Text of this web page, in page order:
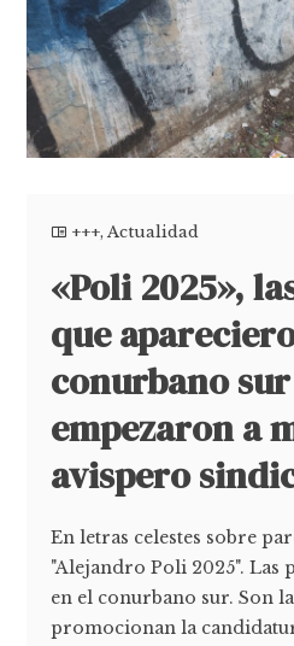
+++,Actualidad
«Poli 2025»,
que
conurbano
empezaron a
avispero
En letras celestes sobre
"Alejandro Poli 2025". Las
en el conurbano sur. Son
promocionan la